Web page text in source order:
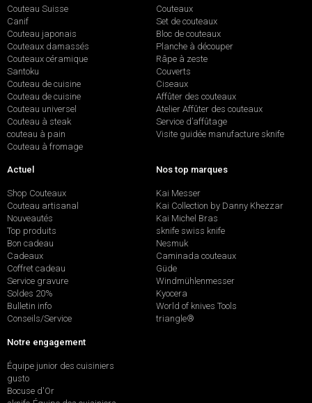
Couteau Suisse
Canif
Couteau japonais
Couteaux damassés
Couteaux céramique
Santoku
Couteau de cuisine
Couteau de cuisine
Couteau universel
Couteau à steak
couteau à pain
Couteau à fromage
Couteaux
Set de couteaux
Bloc de couteaux
Planche à découper
Râpe à zeste
Couverts
Ciseaux
Affûter des couteaux
Atelier Affûter des couteaux
Service d’affûtage
Visite guidée manufacture sknife
Actuel
Shop Couteaux
Couteau artisanal
Nouveautés
Top produits
Bon cadeau
Cadeaux
Coffret cadeau
Service gravure
Soldes 20%
Bulletin info
Conseils/Service
Nos top marques
Kai Messer
Kai Collection by Danny Khezzar
Kai Michel Bras
sknife swiss knife
Nesmuk
Caminada couteaux
Güde
Windmühlenmesser
Kyocera
World of knives Tools
triangle®
Notre engagement
Équipe junior des cuisiniers
gusto
Bocuse d'Or